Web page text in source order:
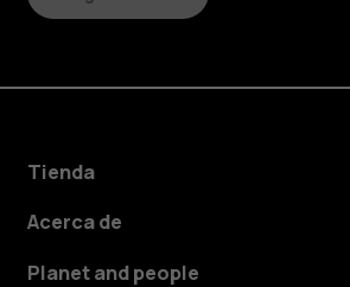
Tienda
Acerca de
Planet and people